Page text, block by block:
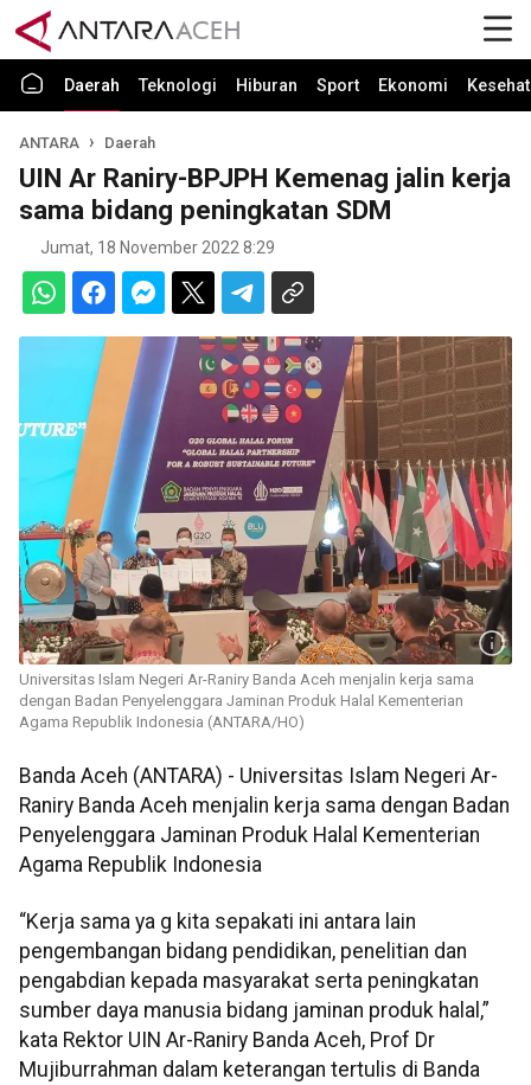
Daerah Teknologi Hiburan Sport Ekonomi
ANTARA Daerah
UIN Ar Raniry-BPJPH Kemenag jalin kerja
sama bidang peningkatan SDM
Jumat, 18 November 2022 8:29
Universitas Islam Negeri Ar-Raniry Banda Aceh menjalin kerja sama
dengan Badan Penyelenggara Jaminan Produk Halal Kementerian
Agama Republik Indonesia (ANTARA/HO)
Banda Aceh (ANTARA) - Universitas Islam Negeri Ar-
Raniry Banda Aceh menjalin kerja sama dengan Badan
Penyelenggara Jaminan Produk Halal Kementerian
Agama Republik Indonesia
“Kerja sama ya g kita sepakati ini antara lain
pengembangan bidang pendidikan, penelitian dan
pengabdian kepada masyarakat serta peningkatan
sumber daya manusia bidang jaminan produk halal,”
kata Rektor UIN Ar-Raniry Banda Aceh, Prof Dr
Mujiburrahman dalam keterangan tertulis di Banda